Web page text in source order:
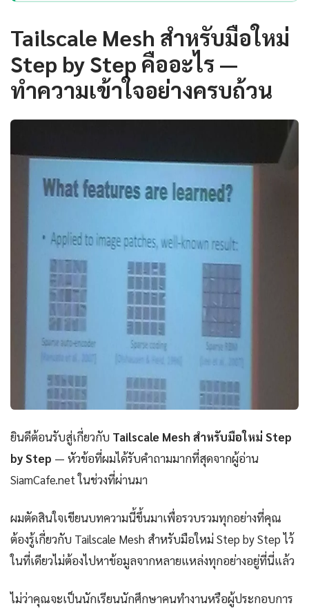
Tailscale Mesh สำหรับมือใหม่
Step by Step คืออะไร —
ทำความเข้าใจอย่างครบถ้วน
ยินดีต้อนรับสู่เกี่ยวกับ Tailscale Mesh สำหรับมือใหม่ Step
by Step — หัวข้อที่ผมได้รับคำถามมากที่สุดจากผู้อ่าน
SiamCafe.net ในช่วงที่ผ่านมา
ผมตัดสินใจเขียนบทความนี้ขึ้นมาเพื่อรวบรวมทุกอย่างที่คุณ
ต้องรู้เกี่ยวกับ Tailscale Mesh สำหรับมือใหม่ Step by Step ไว้
ในที่เดียวไม่ต้องไปหาข้อมูลจากหลายแหล่งทุกอย่างอยู่ที่นี่แล้ว
ไม่ว่าคุณจะเป็นนักเรียนนักศึกษาคนทำงานหรือผู้ประกอบการ